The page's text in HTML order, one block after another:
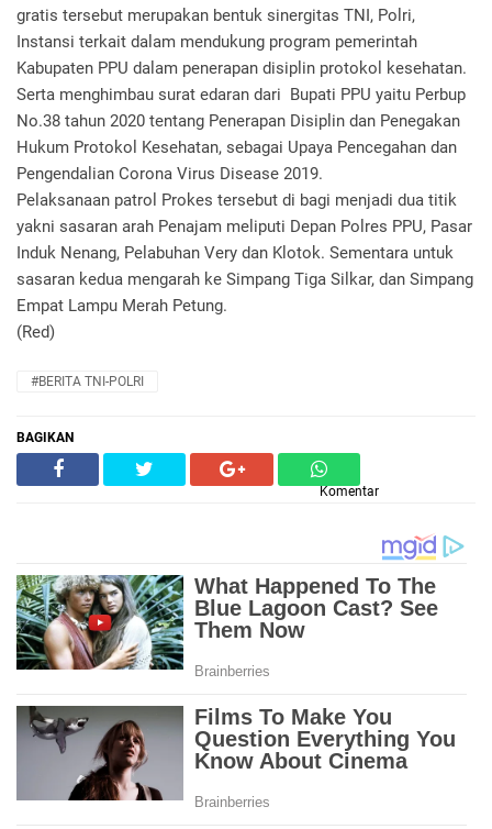
gratis tersebut merupakan bentuk sinergitas TNI, Polri,
Instansi terkait dalam mendukung program pemerintah
Kabupaten PPU dalam penerapan disiplin protokol kesehatan.
Serta menghimbau surat edaran dari Bupati PPU yaitu Perbup
No.38 tahun 2020 tentang Penerapan Disiplin dan Penegakan
Hukum Protokol Kesehatan, sebagai Upaya Pencegahan dan
Pengendalian Corona Virus Disease 2019.
Pelaksanaan patrol Prokes tersebut di bagi menjadi dua titik
yakni sasaran arah Penajam meliputi Depan Polres PPU, Pasar
Induk Nenang, Pelabuhan Very dan Klotok. Sementara untuk
sasaran kedua mengarah ke Simpang Tiga Silkar, dan Simpang
Empat Lampu Merah Petung.
(Red)
#BERITA TNI-POLRI
BAGIKAN
Komentar